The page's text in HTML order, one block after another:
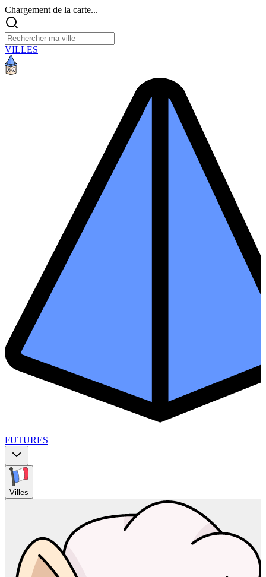
Chargement de la carte...
VILLES
FUTURES
Villes